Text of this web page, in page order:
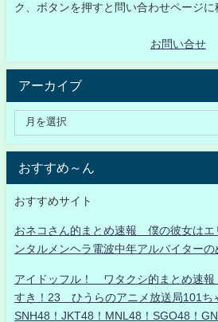
ク、ボタンを押すと問い合わせページに
お問い合せ
アーカイブ
おすすめ～ん
おすすめサイト
おネコさん的まとめ速報 僕の彼女はエ
ンタルメンヘラ電波中年アルバイター
アイドッフル！ ワタクシ的まとめ速
すき！23 ひうらのアニメ放送局101ち
SNH48！JKT48！MNL48！SGO48！